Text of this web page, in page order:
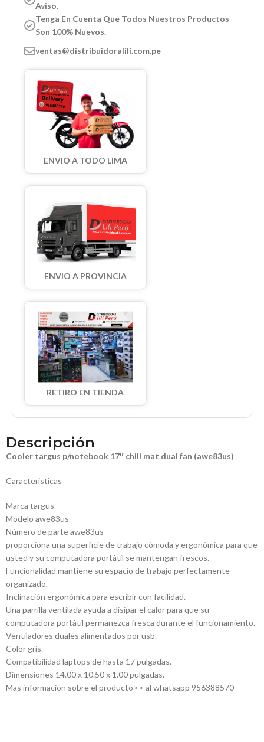
Aviso.
Tenga En Cuenta Que Todos Nuestros Productos
Son 100% Nuevos.
ventas@distribuidoralili.com.pe
ENVIO A TODO LIMA
ENVIO A PROVINCIA
RETIRO EN TIENDA
Descripción
Cooler targus p/notebook 17″ chill mat dual fan (awe83us)
Caracteristicas
Marca targus
Modelo awe83us
Número de parte awe83us
proporciona una superficie de trabajo cómoda y ergonómica para que
usted y su computadora portátil se mantengan frescos.
Funcionalidad mantiene su espacio de trabajo perfectamente
organizado.
Inclinación ergonómica para escribir con facilidad.
Una parrilla ventilada ayuda a disipar el calor para que su
computadora portátil permanezca fresca durante el funcionamiento.
Ventiladores duales alimentados por usb.
Color gris.
Compatibilidad laptops de hasta 17 pulgadas.
Dimensiones 14.00 x 10.50 x 1.00 pulgadas.
Mas informacion sobre el producto>> al whatsapp 956388570